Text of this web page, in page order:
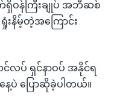
ရှိဝန်ကြီးချုပ် အဘီဆစ်
ရှုံးနိမ့်တဲ့အကြောင်း
လပ် ရှင်နာဝပ် အနိုင်ရ
ပြောဆိုခဲ့ပါတယ်။